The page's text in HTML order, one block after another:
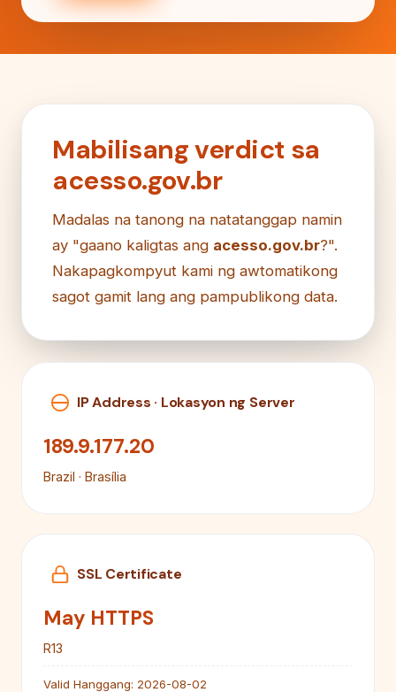
Mabilisang verdict sa
acesso.gov.br
Madalas na tanong na natatanggap namin
ay "gaano kaligtas ang acesso.gov.br?".
Nakapagkompyut kami ng awtomatikong
sagot gamit lang ang pampublikong data.
IP Address · Lokasyon ng Server
189.9.177.20
Brazil · Brasília
SSL Certificate
May HTTPS
R13
Valid Hanggang: 2026-08-02